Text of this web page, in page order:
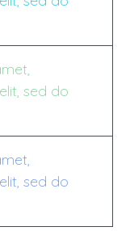
sed do
sed do